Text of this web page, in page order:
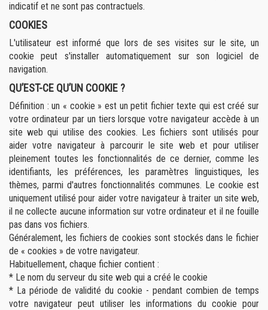
indicatif et ne sont pas contractuels.
COOKIES
L'utilisateur est informé que lors de ses visites sur le site, un
cookie peut s'installer automatiquement sur son logiciel de
navigation.
QU’EST-CE QU’UN COOKIE ?
Définition : un « cookie » est un petit fichier texte qui est créé sur
votre ordinateur par un tiers lorsque votre navigateur accède à un
site web qui utilise des cookies. Les fichiers sont utilisés pour
aider votre navigateur à parcourir le site web et pour utiliser
pleinement toutes les fonctionnalités de ce dernier, comme les
identifiants, les préférences, les paramètres linguistiques, les
thèmes, parmi d'autres fonctionnalités communes. Le cookie est
uniquement utilisé pour aider votre navigateur à traiter un site web,
il ne collecte aucune information sur votre ordinateur et il ne fouille
pas dans vos fichiers.
Généralement, les fichiers de cookies sont stockés dans le fichier
de « cookies » de votre navigateur.
Habituellement, chaque fichier contient :
* Le nom du serveur du site web qui a créé le cookie
* La période de validité du cookie - pendant combien de temps
votre navigateur peut utiliser les informations du cookie pour